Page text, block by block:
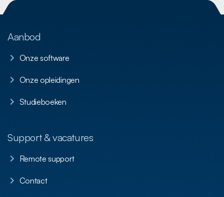
Aanbod
Onze software
Onze opleidingen
Studieboeken
Support & vacatures
Remote support
Contact